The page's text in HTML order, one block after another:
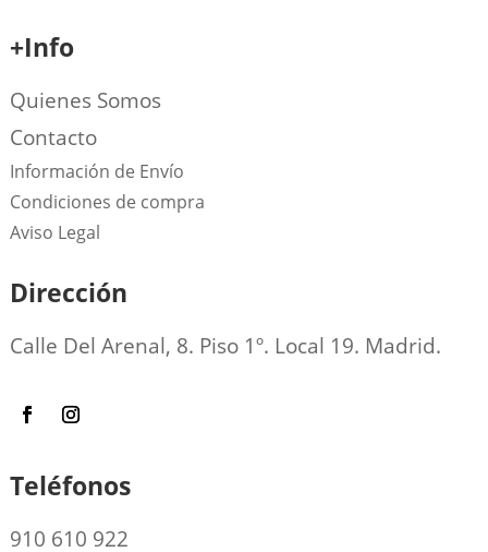
+Info
Quienes Somos
Contacto
Información de Envío
Condiciones de compra
Aviso Legal
Dirección
Calle Del Arenal, 8. Piso 1º. Local 19. Madrid.
Teléfonos
910 610 922